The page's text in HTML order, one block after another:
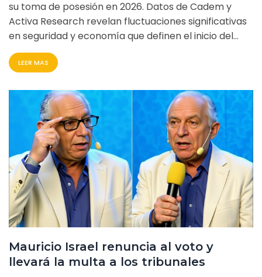
su toma de posesión en 2026. Datos de Cadem y
Activa Research revelan fluctuaciones significativas
en seguridad y economía que definen el inicio del
mandato republicano en Chile.
LEER MAS
Mauricio Israel renuncia al voto y
llevará la multa a los tribunales